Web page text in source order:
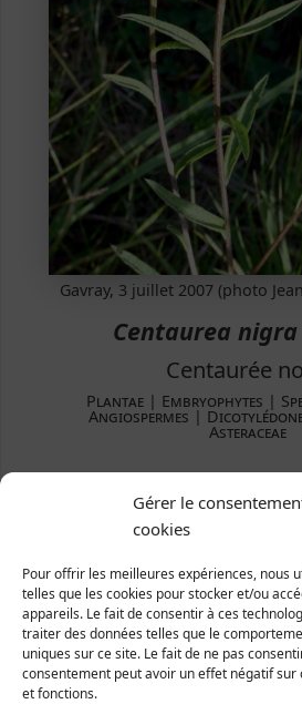
Gérer le
cookies
Pour offrir les meilleures expériences, nous
telles que les cookies pour stocker et/ou
appareils. Le fait de consentir à ces
traiter des données telles que le
uniques sur ce site. Le fait de ne pas
consentement peut avoir un effet négatif
et fonctions.
Gavray, 3 juillet 2007 (photo
Centaurea nigra
Centaurée
Plantae ­| Embryophytes |
Angiospermes |
Asteraceae
Europe : une grande partie de
France : presque toute la France
en régions méditerranéennes et
Manche : presque tout le